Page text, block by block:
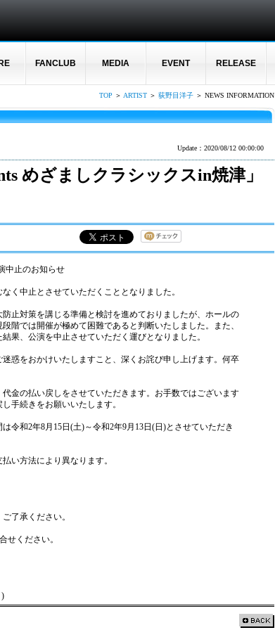
FANCLUB MEDIA EVENT RELEASE
TOP ＞ ARTIST ＞ 荻野目洋子 ＞ NEWS INFORMATION
Update：2020/08/12 00:00:00
めざましクラシックスin焼津」
中止のお知らせ
く中止とさせていただくこととなりました。
止対策を講じる準備と検討を進めておりましたが、ホールの
階では開催が極めて困難であると判断いたしました。また、
果、公演を中止させていただく運びとなりました。
惑をおかけいたしますこと、深くお詫び申し上げます。何卒
金の払い戻しをさせていただきます。お手数ではございます
手続きをお願いいたします。
令和2年8月15日(土)～令和2年9月13日(日)とさせていただき
い方法により異なります。
了承ください。
せください。
)